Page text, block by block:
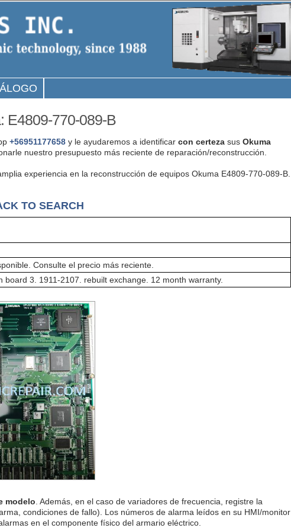
E4809-770-089-B
+56951177658y le ayudaremos a identificar con certezasus Okuma
nuestro presupuesto más reciente de reparación/reconstrucción.
experiencia en la reconstrucción de equipos Okuma E4809-770-089-B.
TO SEARCH
Consulte el precio más reciente.
3. 1911-2107. rebuilt exchange. 12 month warranty.
modelo . Además, en el caso de variadores de frecuencia, registre la
condiciones de fallo). Los números de alarma leídos en su HMI/monitor
en el componente físico del armario eléctrico.